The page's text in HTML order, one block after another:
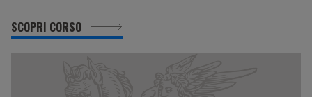
SCOPRI CORSO